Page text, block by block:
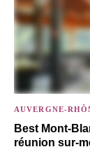
AUVERGNE-
Best Mont-
réunion sur-